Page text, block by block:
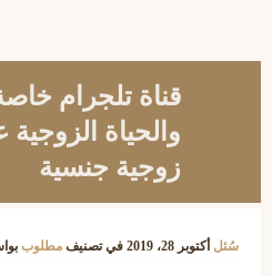
قناة تلجرام
والحياة الزوجية
زوجية جنسية
سُئل أكتوبر 28، 2019 في تصنيف مطلوب